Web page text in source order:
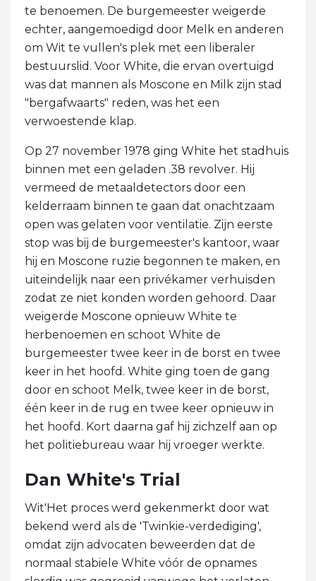
te benoemen. De burgemeester weigerde
echter, aangemoedigd door Melk en anderen
om Wit te vullen's plek met een liberaler
bestuurslid. Voor White, die ervan overtuigd
was dat mannen als Moscone en Milk zijn stad
"bergafwaarts" reden, was het een
verwoestende klap.
Op 27 november 1978 ging White het stadhuis
binnen met een geladen .38 revolver. Hij
vermeed de metaaldetectors door een
kelderraam binnen te gaan dat onachtzaam
open was gelaten voor ventilatie. Zijn eerste
stop was bij de burgemeester's kantoor, waar
hij en Moscone ruzie begonnen te maken, en
uiteindelijk naar een privékamer verhuisden
zodat ze niet konden worden gehoord. Daar
weigerde Moscone opnieuw White te
herbenoemen en schoot White de
burgemeester twee keer in de borst en twee
keer in het hoofd. White ging toen de gang
door en schoot Melk, twee keer in de borst,
één keer in de rug en twee keer opnieuw in
het hoofd. Kort daarna gaf hij zichzelf aan op
het politiebureau waar hij vroeger werkte.
Dan White's Trial
Wit'Het proces werd gekenmerkt door wat
bekend werd als de 'Twinkie-verdediging',
omdat zijn advocaten beweerden dat de
normaal stabiele White vóór de opnames